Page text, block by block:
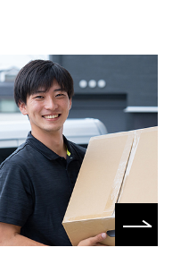
詳細をみる